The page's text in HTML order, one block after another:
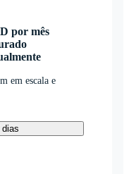
por mês
em escala e